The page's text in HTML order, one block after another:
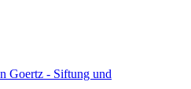
Goertz - Siftung und